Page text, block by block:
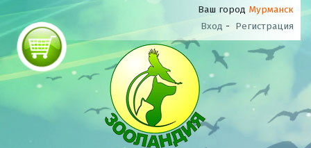
Ваш город Мурманск
Вход - Регистрация